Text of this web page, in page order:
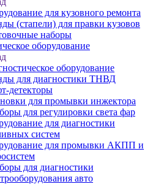
для кузовного ремонта
(стапели) для правки кузовов
наборы
оборудование
оборудование
для диагностики ТНВД
детекторы
для промывки инжектора
для регулировки света фар
для диагностики
систем
для промывки АКПП и
для диагностики
авто